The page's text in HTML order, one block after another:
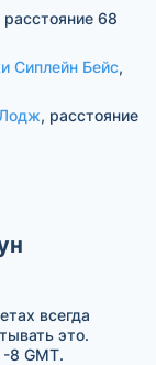
расстояние 68
Сиплейн Бейс,
, расстояние
всегда
это.
8 GMT.